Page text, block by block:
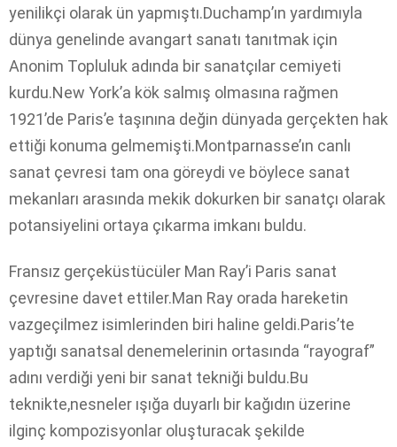
yenilikçi olarak ün yapmıştı.Duchamp’ın yardımıyla
dünya genelinde avangart sanatı tanıtmak için
Anonim Topluluk adında bir sanatçılar cemiyeti
kurdu.New York’a kök salmış olmasına rağmen
1921’de Paris’e taşınına değin dünyada gerçekten hak
ettiği konuma gelmemişti.Montparnasse’ın canlı
sanat çevresi tam ona göreydi ve böylece sanat
mekanları arasında mekik dokurken bir sanatçı olarak
potansiyelini ortaya çıkarma imkanı buldu.
Fransız gerçeküstücüler Man Ray’i Paris sanat
çevresine davet ettiler.Man Ray orada hareketin
vazgeçilmez isimlerinden biri haline geldi.Paris’te
yaptığı sanatsal denemelerinin ortasında “rayograf”
adını verdiği yeni bir sanat tekniği buldu.Bu
teknikte,nesneler ışığa duyarlı bir kağıdın üzerine
ilginç kompozisyonlar oluşturacak şekilde